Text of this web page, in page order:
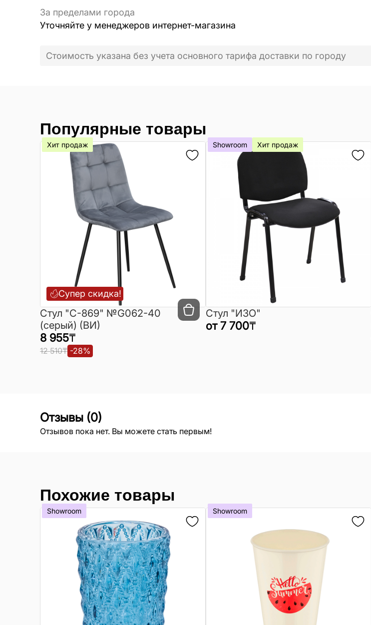
За пределами города
Уточняйте у менеджеров интернет-магазина
Стоимость указана без учета основного тарифа доставки по городу
Популярные товары
Супер скидка!
Хит продаж
Cтул "C-869" №G062-40
(серый) (ВИ)
8 955₸
12 510₸ -28%
Showroom Хит продаж
Стул "ИЗО"
от 7 700₸
Отзывы (0)
Отзывов пока нет. Вы можете стать первым!
Похожие товары
Showroom Showroom